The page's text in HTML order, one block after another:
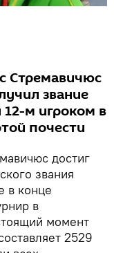
Стремавичюс
звание
м игроком в
почести
достиг
звания
в конце
в
момент
2529